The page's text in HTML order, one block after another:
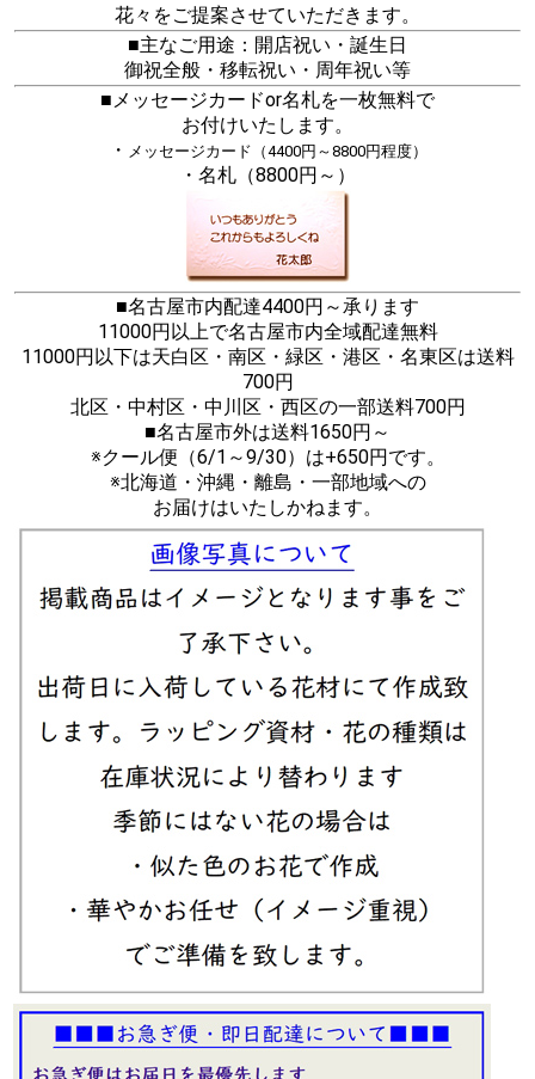
花々をご提案させていただきます。
■主なご用途：開店祝い・誕生日
御祝全般・移転祝い・周年祝い等
■メッセージカードor名札を一枚無料で
お付けいたします。
・ メッセージカード（4400円～8800円程度）
・名札（8800円～）
■名古屋市内配達4400円～承ります
11000円以上で名古屋市内全域配達無料
11000円以下は天白区・南区・緑区・港区・名東区は送料
700円
北区・中村区・中川区・西区の一部送料700円
■名古屋市外は送料1650円～
※クール便（6/1～9/30）は+650円です。
※北海道・沖縄・離島・一部地域への
お届けはいたしかねます。